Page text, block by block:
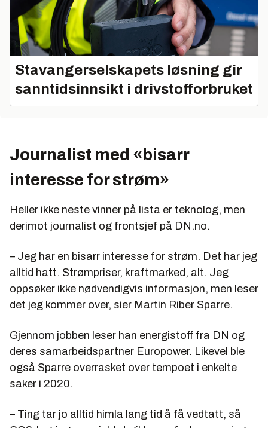
Stavangerselskapets løsning gir
sanntidsinnsikt i drivstofforbruket
Journalist med «bisarr
interesse for strøm»
Heller ikke neste vinner på lista er teknolog, men
derimot journalist og frontsjef på DN.no.
– Jeg har en bisarr interesse for strøm. Det har jeg
alltid hatt. Strømpriser, kraftmarked, alt. Jeg
oppsøker ikke nødvendigvis informasjon, men leser
det jeg kommer over, sier Martin Riber Sparre.
Gjennom jobben leser han energistoff fra DN og
deres samarbeidspartner Europower. Likevel ble
også Sparre overrasket over tempoet i enkelte
saker i 2020.
– Ting tar jo alltid himla lang tid å få vedtatt, så